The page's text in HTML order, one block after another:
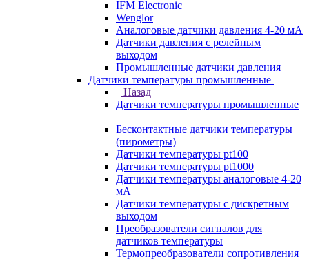
IFM Electronic
Wenglor
Аналоговые датчики давления 4-20 мА
Датчики давления с релейным
выходом
Промышленные датчики давления
Датчики температуры промышленные
Назад
Датчики температуры промышленные
Бесконтактные датчики температуры
(пирометры)
Датчики температуры pt100
Датчики температуры pt1000
Датчики температуры аналоговые 4-20
мА
Датчики температуры с дискретным
выходом
Преобразователи сигналов для
датчиков температуры
Термопреобразователи сопротивления